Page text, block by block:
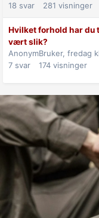
18 svar 281 visninger
Hvilket forhold har du
vært slik?
AnonymBruker, fredag
7 svar 174 visninger